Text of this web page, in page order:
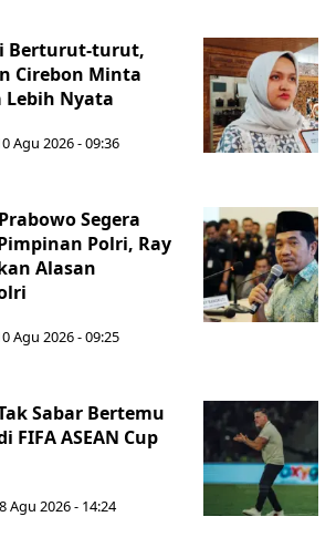
Berturut-turut,
Cirebon Minta
Lebih Nyata
Agu 2026 - 09:36
Segera
Polri, Ray
Alasan
Agu 2026 - 09:25
Sabar Bertemu
FIFA ASEAN Cup
Agu 2026 - 14:24